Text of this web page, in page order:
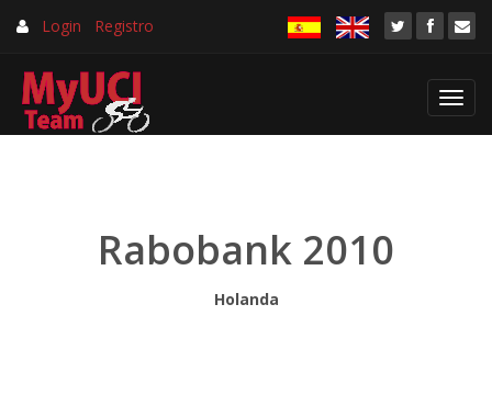
Login Registro
Rabobank 2010
Holanda